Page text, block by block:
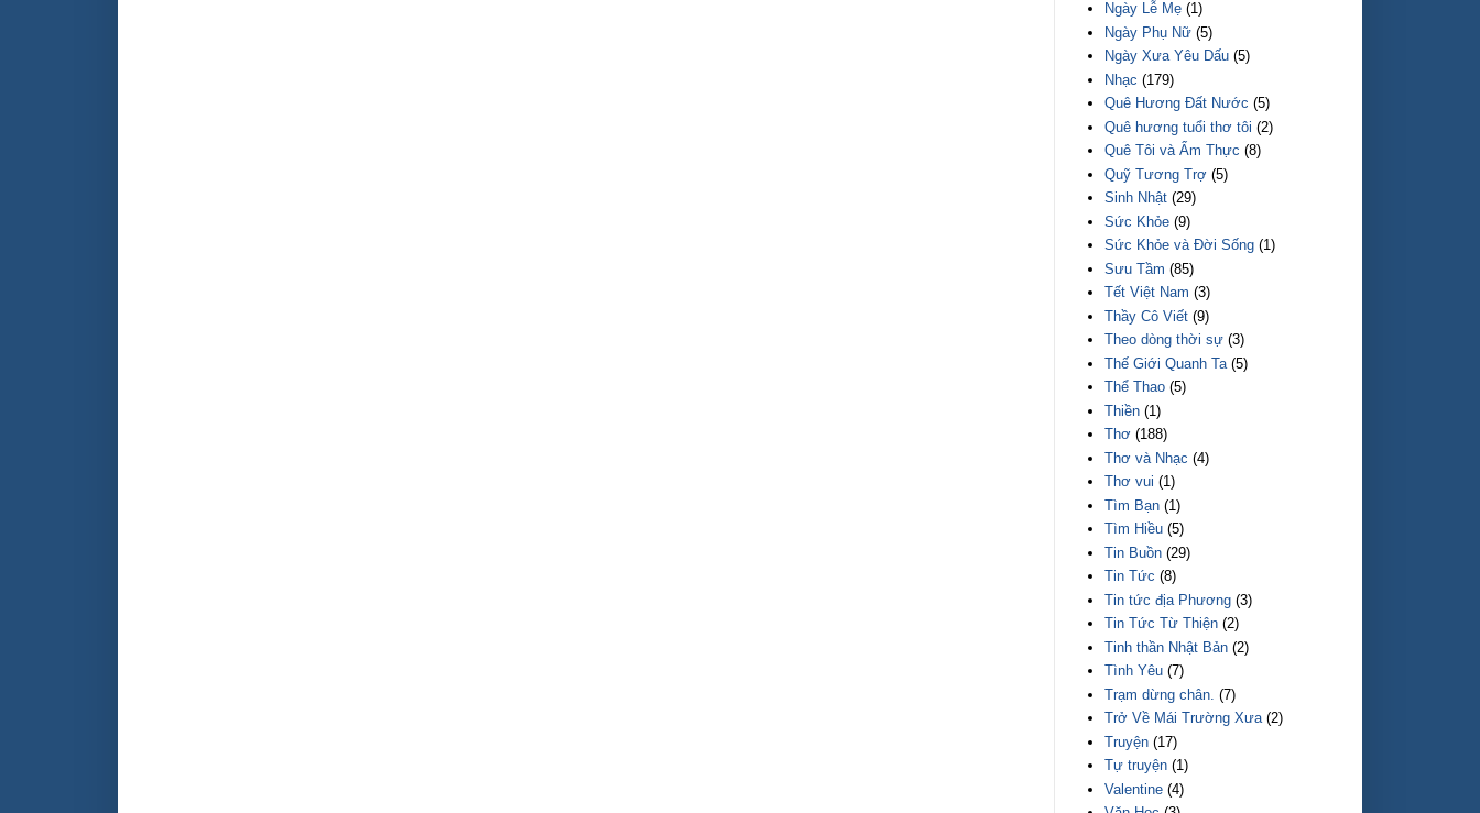
Ngày Lễ Mẹ (1)
Ngày Phụ Nữ (5)
Ngày Xưa Yêu Dấu (5)
Nhạc (179)
Quê Hương Đất Nước (5)
Quê hương tuổi thơ tôi (2)
Quê Tôi và Ẩm Thực (8)
Quỹ Tương Trợ (5)
Sinh Nhật (29)
Sức Khỏe (9)
Sức Khỏe và Đời Sống (1)
Sưu Tầm (85)
Tết Việt Nam (3)
Thầy Cô Viết (9)
Theo dòng thời sự (3)
Thế Giới Quanh Ta (5)
Thể Thao (5)
Thiền (1)
Thơ (188)
Thơ và Nhạc (4)
Thơ vui (1)
Tìm Bạn (1)
Tìm Hiều (5)
Tin Buồn (29)
Tin Tức (8)
Tin tức địa Phương (3)
Tin Tức Từ Thiện (2)
Tinh thần Nhật Bản (2)
Tình Yêu (7)
Trạm dừng chân. (7)
Trở Về Mái Trường Xưa (2)
Truyện (17)
Tự truyện (1)
Valentine (4)